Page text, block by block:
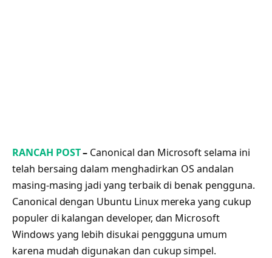
RANCAH POST– Canonical dan Microsoft selama ini
telah bersaing dalam menghadirkan OS andalan
masing-masing jadi yang terbaik di benak pengguna.
Canonical dengan Ubuntu Linux mereka yang cukup
populer di kalangan developer, dan Microsoft
Windows yang lebih disukai penggguna umum
karena mudah digunakan dan cukup simpel.